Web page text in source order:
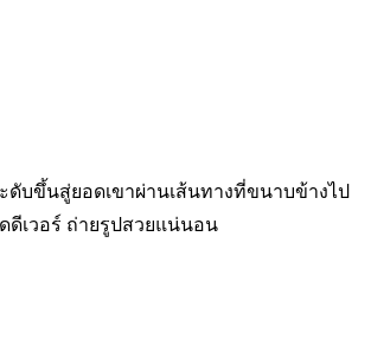
บขึ้นสู่ยอดเขาผ่านเส้นทางที่ขนาบข้างไป
ดีเวอร์ ถ่ายรูปสวยแน่นอน